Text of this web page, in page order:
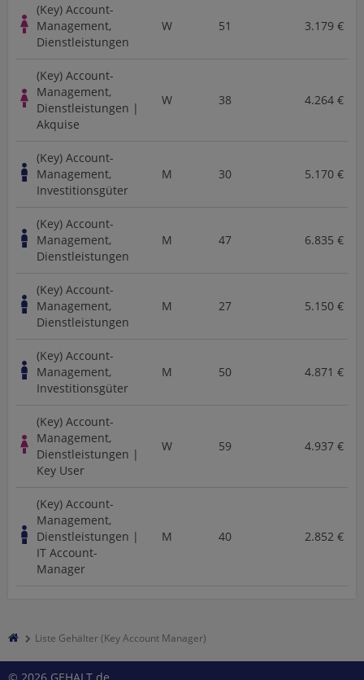
(Key) Account-
Management,
Dienstleistungen
W 51 3.179 €
(Key) Account-
Management,
Dienstleistungen |
Akquise
W 38 4.264 €
(Key) Account-
Management,
Investitionsgüter
M 30 5.170 €
(Key) Account-
Management,
Dienstleistungen
M 47 6.835 €
(Key) Account-
Management,
Dienstleistungen
M 27 5.150 €
(Key) Account-
Management,
Investitionsgüter
M 50 4.871 €
(Key) Account-
Management,
Dienstleistungen |
Key User
W 59 4.937 €
(Key) Account-
Management,
Dienstleistungen |
IT Account-
Manager
M 40 2.852 €
Liste Gehälter (Key Account Manager)